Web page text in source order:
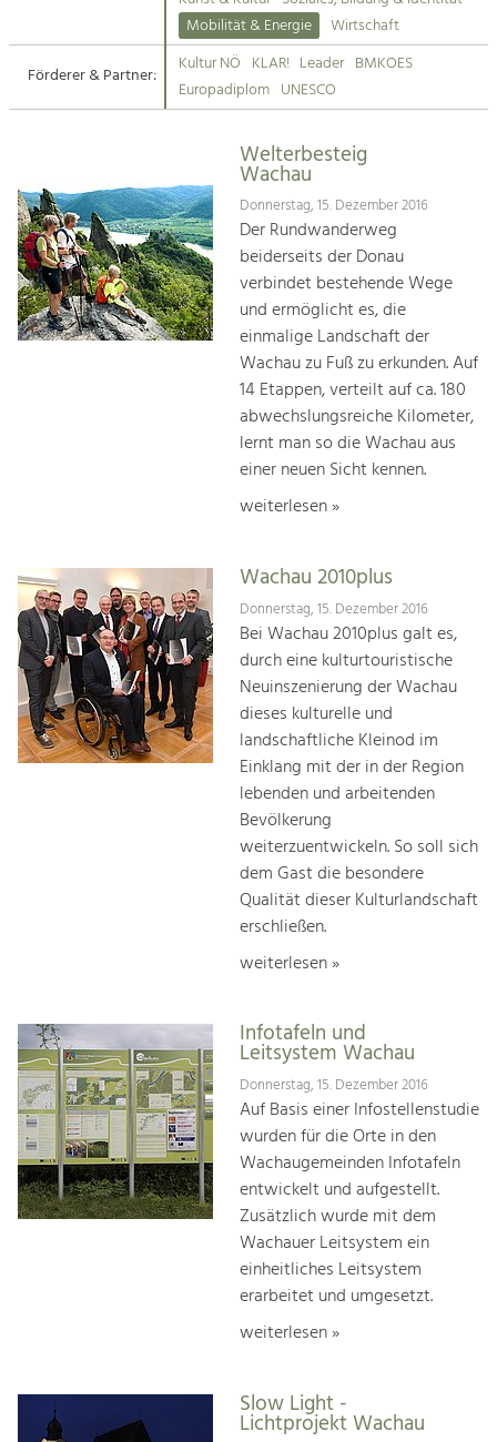
Suche
Kontakt
Tourismus
Angebotsentwicklung und
Handwerk, Wissenschaft und Forschung.
Soziales, Bildung &
Identität
Gleichberechtigung, Jugend und
Integration
Mobilität & Energie
Klimawandel, öffentlicher Verkehr und
Steigerung regionaler Wertschöpfung
Mobilität & Energie
Wirtschaft
Förderer & Partner:
Kultur NÖ KLAR! Leader BMKOES
Europadiplom UNESCO
Welterbesteig
Wachau
Donnerstag, 15. Dezember 2016
Der Rundwanderweg
beiderseits der Donau
verbindet bestehende Wege
und ermöglicht es, die
einmalige Landschaft der
Wachau zu Fuß zu erkunden. Auf
14 Etappen, verteilt auf ca. 180
abwechslungsreiche Kilometer,
lernt man so die Wachau aus
einer neuen Sicht kennen.
weiterlesen »
Wachau 2010plus
Donnerstag, 15. Dezember 2016
Bei Wachau 2010plus galt es,
durch eine kulturtouristische
Neuinszenierung der Wachau
dieses kulturelle und
landschaftliche Kleinod im
Einklang mit der in der Region
lebenden und arbeitenden
Bevölkerung
weiterzuentwickeln. So soll sich
dem Gast die besondere
Qualität dieser Kulturlandschaft
erschließen.
weiterlesen »
Infotafeln und
Leitsystem Wachau
Donnerstag, 15. Dezember 2016
Auf Basis einer Infostellenstudie
wurden für die Orte in den
Wachaugemeinden Infotafeln
entwickelt und aufgestellt.
Zusätzlich wurde mit dem
Wachauer Leitsystem ein
einheitliches Leitsystem
erarbeitet und umgesetzt.
weiterlesen »
Slow Light -
Lichtprojekt Wachau